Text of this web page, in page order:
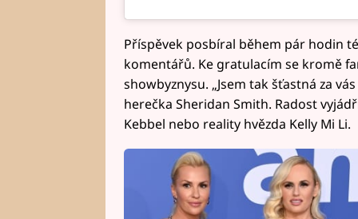
Příspěvek posbíral během pár hodin
komentářů. Ke gratulacím se kromě
showbyznysu. „Jsem tak šťastná za
herečka Sheridan Smith. Radost
Kebbel nebo reality hvězda Kelly Mi Li.